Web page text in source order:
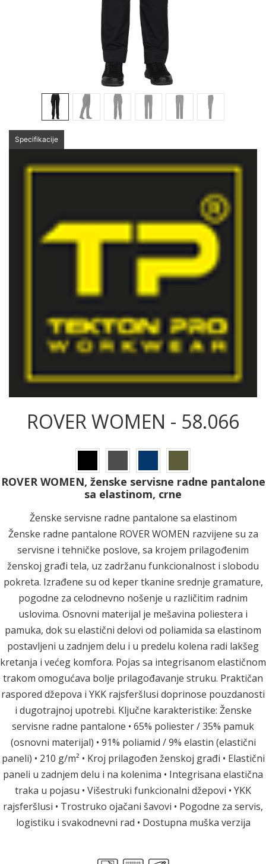
Specifikacije
ROVER WOMEN - 58.066
ROVER WOMEN, ženske servisne radne pantalone
sa elastinom, crne
Ženske servisne radne pantalone sa elastinom
Ženske radne pantalone ROVER WOMEN razvijene su za
servisne i tehničke poslove, sa krojem prilagođenim
ženskoj građi tela, uz zadržanu funkcionalnost i slobodu
pokreta. Izrađene su od keper tkanine srednje gramature,
pogodne za celodnevno nošenje u različitim radnim
uslovima. Osnovni materijal je mešavina poliestera i
pamuka, dok su elastični delovi od poliamida sa elastinom
postavljeni u zadnjem delu i u predelu kolena radi lakšeg
kretanja i većeg komfora. Pojas sa integrisanom elastičnom
trakom omogućava bolje prilagođavanje struku. Praktičan
raspored džepova i YKK rajsferšlusi doprinose pouzdanosti
i dugotrajnoj upotrebi. Ključne karakteristike: Ženske
servisne radne pantalone • 65% poliester / 35% pamuk
(osnovni materijal) • 91% poliamid / 9% elastin (elastični
paneli) • 210 g/m² • Kroj prilagođen ženskoj građi • Elastični
paneli u zadnjem delu i na kolenima • Integrisana elastična
traka u pojasu • Višestruki funkcionalni džepovi • YKK
rajsferšlusi • Trostruko ojačani šavovi • Pogodne za servis,
logistiku i svakodnevni rad • Dostupna muška verzija